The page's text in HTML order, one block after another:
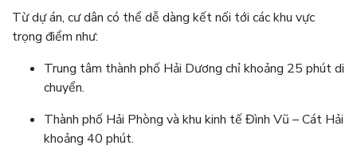
Từ dự án, cư dân có thể dễ dàng kết nối tới các khu vực
trọng điểm như:
Trung tâm thành phố Hải Dương chỉ khoảng 25 phút di
chuyển.
Thành phố Hải Phòng và khu kinh tế Đình Vũ – Cát Hải
khoảng 40 phút.